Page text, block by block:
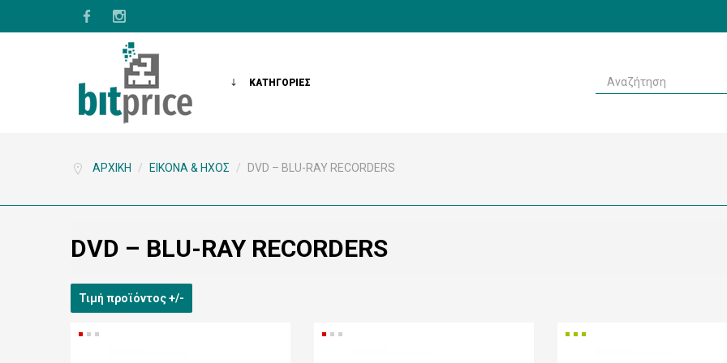
ΚΑΤΗΓΟΡΙΕΣ
ΑΡΧΙΚΉ / ΕΙΚΌΝΑ & ΉΧΟΣ / DVD – BLU-RAY RECORDERS
DVD – BLU-RAY RECORDERS
Τιμή προϊόντος +/-